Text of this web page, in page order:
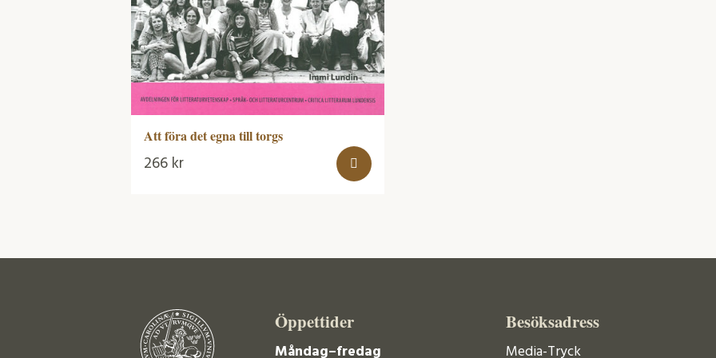
Att föra det egna till torgs
266 kr
Öppettider
Måndag–fredag
Besöksadress
Media-Tryck